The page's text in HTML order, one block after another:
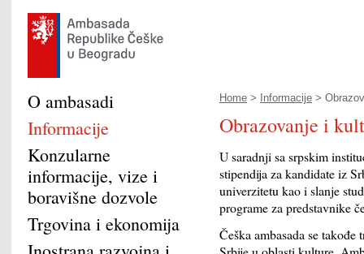
Home > Informacije >
Obrazovanje i
U saradnji sa srpskim
stipendija za kandidate iz
univerzitetu kao i slanje
programe za predstavnike
Češka ambasada se
O ambasadi
Informacije
Konzularne
informacije, vize i
boravišne dozvole
Trgovina i ekonomija